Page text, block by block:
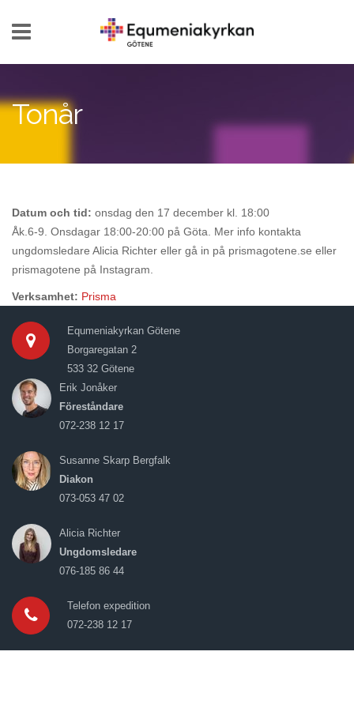
Tonår
Datum och tid: onsdag den 17 december kl. 18:00
Åk.6-9. Onsdagar 18:00-20:00 på Göta. Mer info kontakta
ungdomsledare Alicia Richter eller gå in på prismagotene.se eller
prismagotene på Instagram.
Verksamhet: Prisma
Equmeniakyrkan Götene
Borgaregatan 2
533 32 Götene
Erik Jonåker
Föreståndare
072-238 12 17
Susanne Skarp Bergfalk
Diakon
073-053 47 02
Alicia Richter
Ungdomsledare
076-185 86 44
Telefon expedition
072-238 12 17